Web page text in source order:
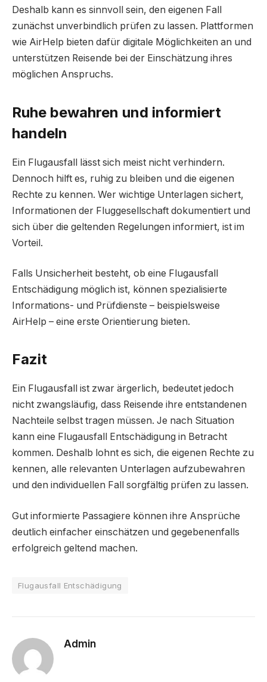
Deshalb kann es sinnvoll sein, den eigenen Fall
zunächst unverbindlich prüfen zu lassen. Plattformen
wie AirHelp bieten dafür digitale Möglichkeiten an und
unterstützen Reisende bei der Einschätzung ihres
möglichen Anspruchs.
Ruhe bewahren und informiert
handeln
Ein Flugausfall lässt sich meist nicht verhindern.
Dennoch hilft es, ruhig zu bleiben und die eigenen
Rechte zu kennen. Wer wichtige Unterlagen sichert,
Informationen der Fluggesellschaft dokumentiert und
sich über die geltenden Regelungen informiert, ist im
Vorteil.
Falls Unsicherheit besteht, ob eine Flugausfall
Entschädigung möglich ist, können spezialisierte
Informations- und Prüfdienste – beispielsweise
AirHelp – eine erste Orientierung bieten.
Fazit
Ein Flugausfall ist zwar ärgerlich, bedeutet jedoch
nicht zwangsläufig, dass Reisende ihre entstandenen
Nachteile selbst tragen müssen. Je nach Situation
kann eine Flugausfall Entschädigung in Betracht
kommen. Deshalb lohnt es sich, die eigenen Rechte zu
kennen, alle relevanten Unterlagen aufzubewahren
und den individuellen Fall sorgfältig prüfen zu lassen.
Gut informierte Passagiere können ihre Ansprüche
deutlich einfacher einschätzen und gegebenenfalls
erfolgreich geltend machen.
Flugausfall Entschädigung
Admin